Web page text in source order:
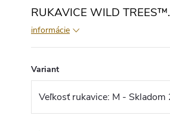
RUKAVICE WILD TREES™.
informácie
Variant